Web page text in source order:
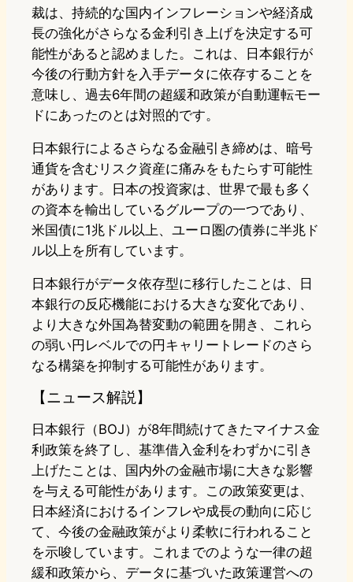
裁は、持続的な国内インフレーションや経済成
長の強化がさらなる金利引き上げを決定する可
能性があると認めました。これは、日本銀行が
今後の行動方針を入手データに依存することを
意味し、過去6年間の超緩和政策が自動運転モー
ドにあったのとは対照的です。
日本銀行によるさらなる金融引き締めは、暗号
通貨を含むリスク資産に痛みをもたらす可能性
があります。日本の投資家は、世界で最も多く
の資本を輸出しているグループの一つであり、
米国債に1兆ドル以上、ユーロ圏の債券に半兆ド
ル以上を所有しています。
日本銀行がデータ依存型に移行したことは、日
本銀行の反応機能における大きな変化であり、
より大きな外国為替変動の範囲を開き、これら
の弱い円レベルでの円キャリートレードのさら
なる構築を抑制する可能性があります。
【ニュース解説】
日本銀行（BOJ）が8年間続けてきたマイナス金
利政策を終了し、基準借入金利をわずかに引き
上げたことは、国内外の金融市場に大きな影響
を与える可能性があります。この政策変更は、
日本経済におけるインフレや成長の動向に応じ
て、今後の金融政策がより柔軟に行われること
を示唆しています。これまでのような一律の超
緩和政策から、データに基づいた政策運営への